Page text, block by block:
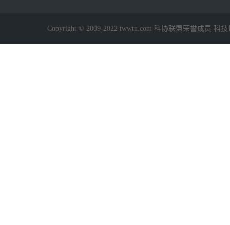
Copyright © 2009-2022 twwtn.com 科协联盟荣誉成员 科